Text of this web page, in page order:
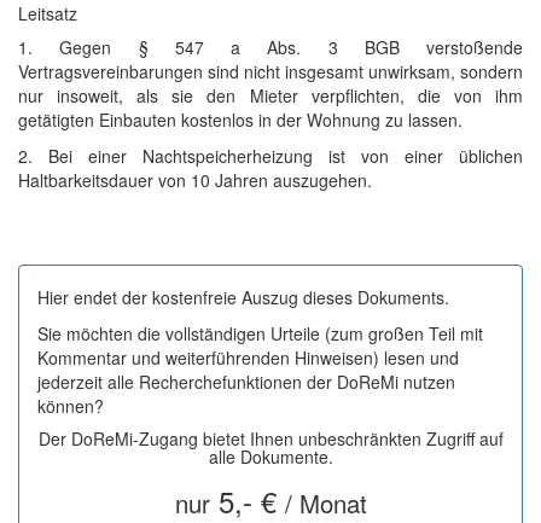
Leitsatz
1. Gegen § 547 a Abs. 3 BGB verstoßende
Vertragsvereinbarungen sind nicht insgesamt unwirksam, sondern
nur insoweit, als sie den Mieter verpflichten, die von ihm
getätigten Einbauten kostenlos in der Wohnung zu lassen.
2. Bei einer Nachtspeicherheizung ist von einer üblichen
Haltbarkeitsdauer von 10 Jahren auszugehen.
Hier endet der kostenfreie Auszug dieses Dokuments.
Sie möchten die vollständigen Urteile (zum großen Teil mit
Kommentar und weiterführenden Hinweisen) lesen und
jederzeit alle Recherchefunktionen der DoReMi nutzen
können?
Der DoReMi-Zugang bietet Ihnen unbeschränkten Zugriff auf
alle Dokumente.
nur5,- € / Monat